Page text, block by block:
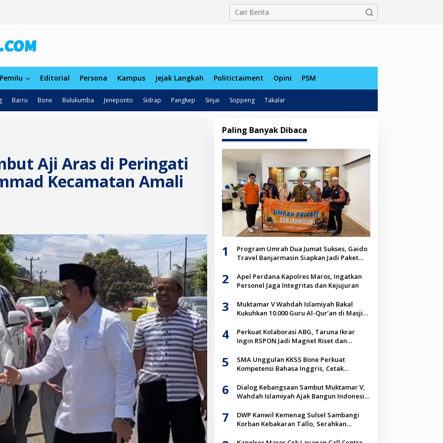
Pemilu Editorial Persona Kampus Jejak Langkah Politictaiment Opini PSM
Barru Bone Bulukumba Jeneponto Sidrap Pangkep Sinjai Soppeng Takalar
Aji Aras di Peringati
Kecamatan Amali
Paling Banyak Dibaca
1
Program Umrah Dua Jumat Sukses, Gaido
Travel Banjarmasin Siapkan Jadi Paket
2
Apel Perdana Kapolres Maros, Ingatkan
Personel Jaga Integritas dan Kejujuran
3
Muktamar V Wahdah Islamiyah Bakal
Kukuhkan 10.000 Guru Al-Qur’an di Masjid
4
Perkuat Kolaborasi ABG, Taruna Ikrar
Ingin RSPON Jadi Magnet Riset dan
5
SMA Unggulan KKSS Bone Perkuat
Kompetensi Bahasa Inggris, Cetak
6
Dialog Kebangsaan Sambut Muktamar V,
Wahdah Islamiyah Ajak Bangun Indonesia
7
DWP Kanwil Kemenag Sulsel Sambangi
Korban Kebakaran Tallo, Serahkan